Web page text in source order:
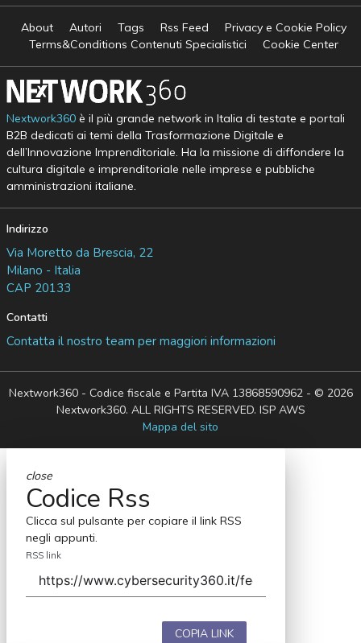
About Autori Tags Rss Feed
Privacy e Cookie Policy
Terms&Conditions Contenuti Specialistici
Cookie Center
Nextwork360è il più grande network in Italia di testate e portali
B2B dedicati ai temi della Trasformazione Digitale e
dell’Innovazione Imprenditoriale. Ha la missione di diffondere la
cultura digitale e imprenditoriale nelle imprese e pubbliche
amministrazioni italiane.
Indirizzo
Via Moretto da Brescia, 22
Milano - Italia
CAP 20133
Contatti
Contatta il nostro team per maggiori informazioni
Nextwork360 - Codice fiscale e Partita IVA 13868590962 - © 2026
Nextwork360. ALL RIGHTS RESERVED. ISP AWS
Mappa del sito
close
Codice Rss
Clicca sul pulsante per copiare il link RSS
negli appunti.
RSS link
COPIA LINK